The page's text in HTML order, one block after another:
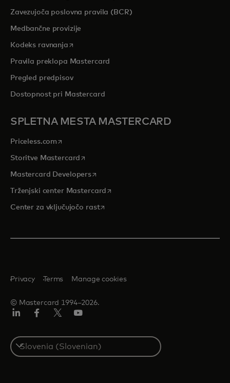
Zavezujoča poslovna pravila (BCR)
Medbančne provizije
Kodeks ravnanjaopens in a new tab
Pravila preklopa Mastercard
Pregled predpisov
Dostopnost pri Mastercard
SPLETNA MESTA MASTERCARD
Priceless.com opens in a new tab
Storitve Mastercard opens in a new tab
Mastercard Developersopens in a new tab
Trženjski center Mastercard opens in a new tab
Center za vključujočo rastopens in a new tab
© Mastercard 1994–2026.
Privacy Terms Manage cookies
Select
a
country